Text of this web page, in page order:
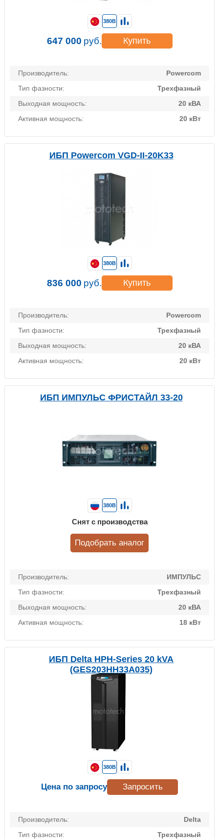
Производитель:
Powercom
Тип фазности:
Трехфазный
Выходная мощность:
20 кВА
Активная мощность:
20 кВт
380В
647 000 руб. Купить
ИБП Powercom VGD-II-20K33
Производитель:
Powercom
Тип фазности:
Трехфазный
Выходная мощность:
20 кВА
Активная мощность:
20 кВт
380В
836 000 руб. Купить
ИБП ИМПУЛЬС ФРИСТАЙЛ 33-20
Производитель:
ИМПУЛЬС
Тип фазности:
Трехфазный
Выходная мощность:
20 кВА
Активная мощность:
18 кВт
380В
Снят с производства
Подобрать аналог
ИБП Delta HPH-Series 20 kVA
(GES203HH33A035)
Производитель:
Delta
Тип фазности:
Трехфазный
380В
Цена по запросу Запросить